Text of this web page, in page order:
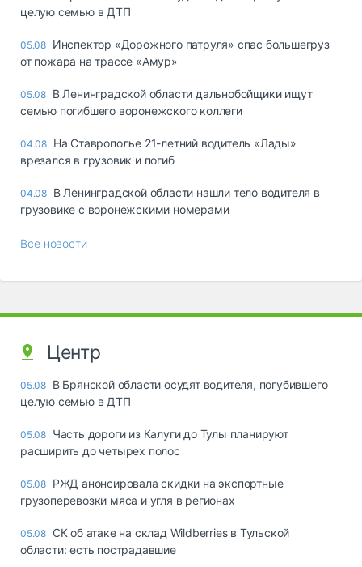
целую семью в ДТП
05.08 Инспектор «Дорожного патруля» спас большегруз
от пожара на трассе «Амур»
05.08 В Ленинградской области дальнобойщики ищут
семью погибшего воронежского коллеги
04.08 На Ставрополье 21-летний водитель «Лады»
врезался в грузовик и погиб
04.08 В Ленинградской области нашли тело водителя в
грузовике с воронежскими номерами
Все новости
Центр
05.08 В Брянской области осудят водителя, погубившего
целую семью в ДТП
05.08 Часть дороги из Калуги до Тулы планируют
расширить до четырех полос
05.08 РЖД анонсировала скидки на экспортные
грузоперевозки мяса и угля в регионах
05.08 СК об атаке на склад Wildberries в Тульской
области: есть пострадавшие